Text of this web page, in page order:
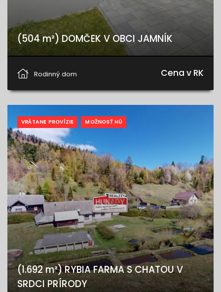
(504 m²) DOMČEK V OBCI JAMNÍK
Rodinný dom
Cena v RK
VRÁTANE PROVÍZIE MOŽNOSŤ HÚ
(1.692 m²) RYBIA FARMA S CHATOU V
SRDCI PRÍRODY